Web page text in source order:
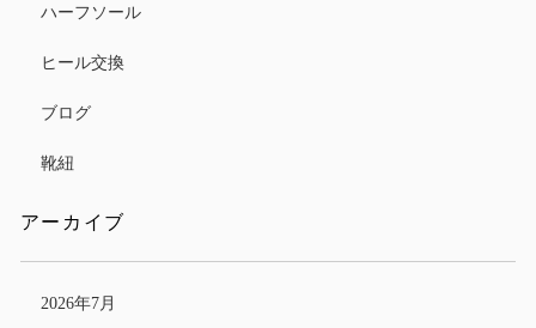
ハーフソール
ヒール交換
ブログ
靴紐
アーカイブ
2026年7月